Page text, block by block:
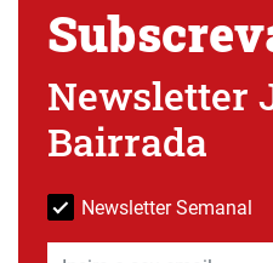
Newsletter
Bairrada
Newsletter Semanal